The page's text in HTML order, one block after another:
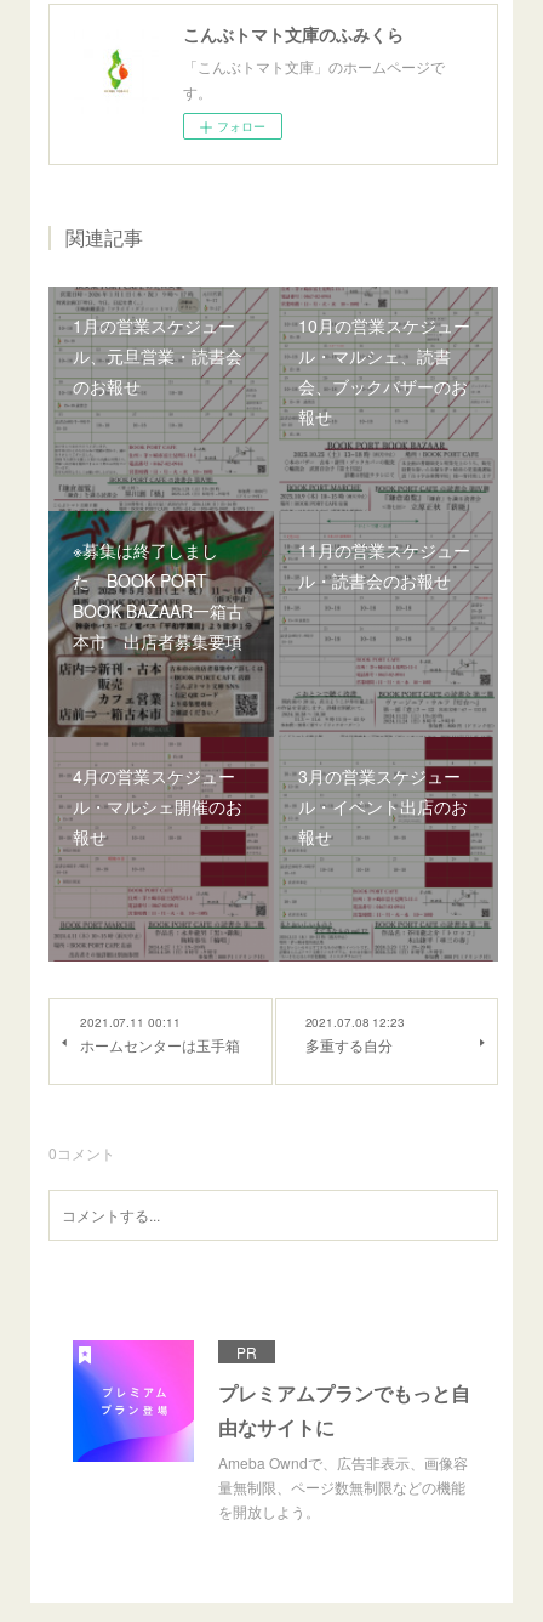
こんぶトマト文庫のふみくら
「こんぶトマト文庫」のホームページで
す。
フォロー
関連記事
1月の営業スケジュー
ル、元旦営業・読書会
のお報せ
10月の営業スケジュー
ル・マルシェ、読書
会、ブックバザーのお
報せ
※募集は終了しまし
た BOOK PORT
BOOK BAZAAR一箱古
本市 出店者募集要項
11月の営業スケジュー
ル・読書会のお報せ
4月の営業スケジュー
ル・マルシェ開催のお
報せ
3月の営業スケジュー
ル・イベント出店のお
報せ
2021.07.11 00:11
ホームセンターは玉手箱
2021.07.08 12:23
多重する自分
0コメント
PR
プレミアムプランでもっと自
由なサイトに
Ameba Owndで、広告非表示、画像容
量無制限、ページ数無制限などの機能
を開放しよう。